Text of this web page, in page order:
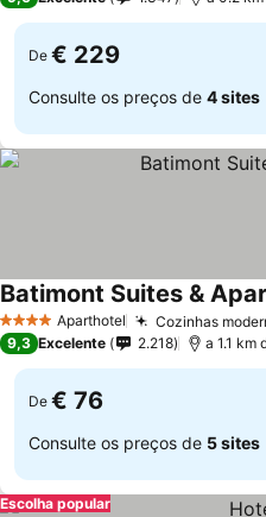
De € 229
Consulte os preços de 4 sites
4 EstrelasAparthotel Cozinhas
Batimont Suites &
9,3 Excelente 2.218 a 1.1 km
De € 76
Consulte os preços de 5 sites
Escolha popular